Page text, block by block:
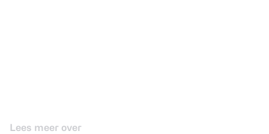
Lees meer over